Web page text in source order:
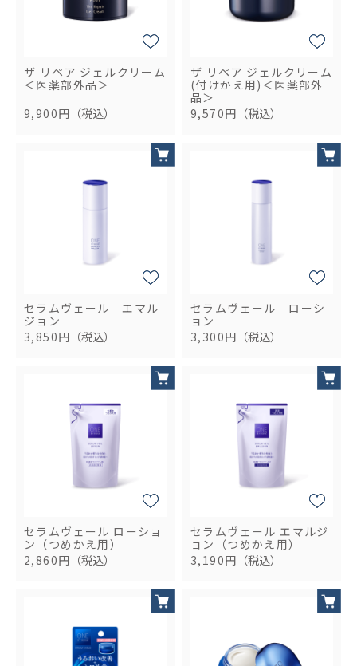
ザ リペア ジェルクリーム
＜医薬部外品＞
9,900円 （税込）
ザ リペア ジェルクリーム
(付けかえ用)＜医薬部外
品＞
9,570円 （税込）
セラムヴェール エマル
ジョン
3,850円 （税込）
セラムヴェール ローシ
ョン
3,300円 （税込）
セラムヴェール ローショ
ン（つめかえ用）
2,860円 （税込）
セラムヴェール エマルジ
ョン（つめかえ用）
3,190円 （税込）